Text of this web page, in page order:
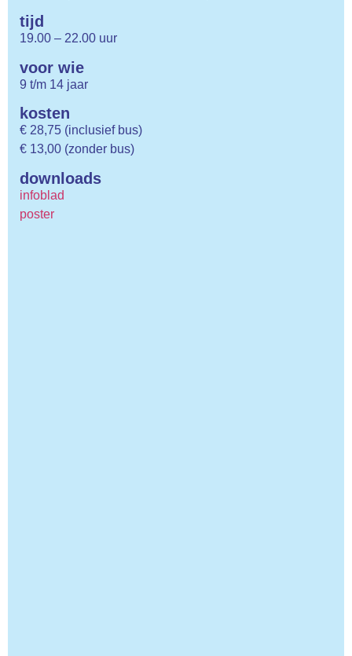
tijd
19.00 – 22.00 uur
voor wie
9 t/m 14 jaar
kosten
€ 28,75 (inclusief bus)
€ 13,00 (zonder bus)
downloads
infoblad
poster